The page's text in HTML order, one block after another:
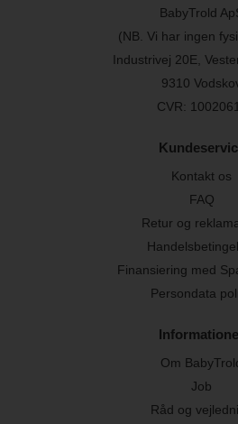
BabyTrold
(NB. Vi har ingen
Industrivej 20E,
9310
CVR:
Kontakt os
FAQ
Retur og
Finansiering med
Persondata
Om
Job
Råd og